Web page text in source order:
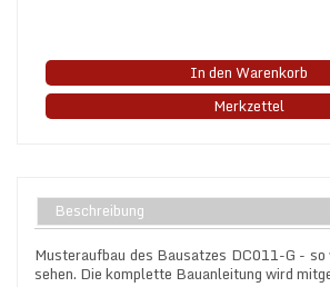
In den Warenkorb
Merkzettel
Beschreibung
Musteraufbau des Bausatzes DC011-G - so
sehen. Die komplette Bauanleitung wird